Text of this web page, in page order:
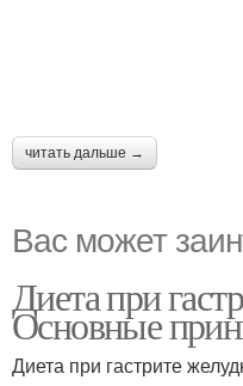
читать дальше →
Вас может
Диета при
Основные
Диета при гастрите